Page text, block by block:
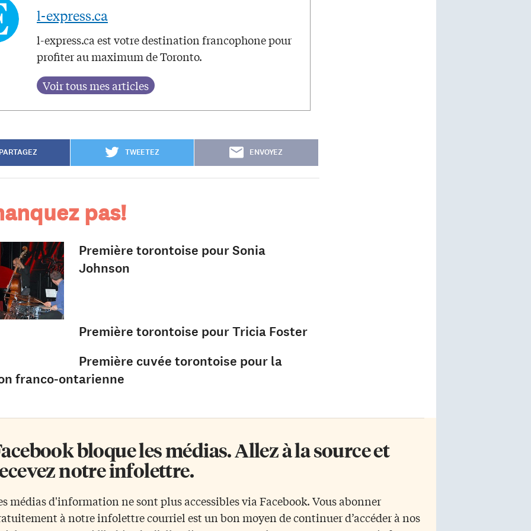
l-express.ca
l-express.ca est votre destination francophone pour
profiter au maximum de Toronto.
TWEETEZ ENVOYEZ
pas!
Première torontoise pour Sonia
Johnson
Première torontoise pour Tricia Foster
Première cuvée torontoise pour la
franco-ontarienne
bloque les médias. Allez à la source et
notre infolettre.
médias d'information ne sont plus accessibles via Facebook. Vous abonner
à notre infolettre courriel est un bon moyen de continuer d’accéder à nos